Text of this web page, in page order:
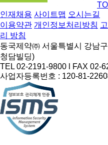
인재채용 사이트맵 오시는길
이용약관 개인정보처리방침
리 방침
동국제약㈜ 서울특별시 강남
청담빌딩)
TEL 02-2191-9800 l FAX 02-
사업자등록번호 : 120-81-